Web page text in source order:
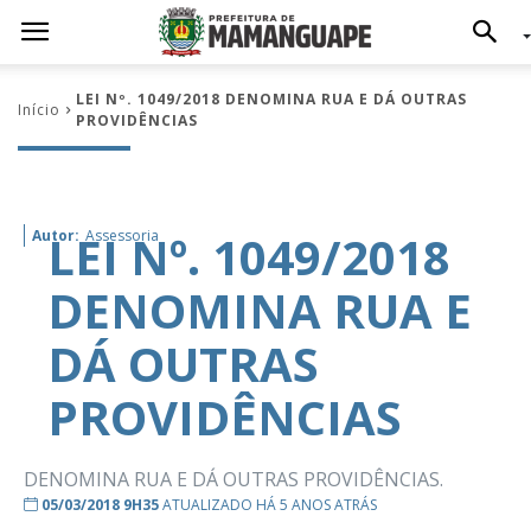
Início
LEI Nº. 1049/2018 DENOMINA RUA E DÁ OUTRAS
PROVIDÊNCIAS
Autor: Assessoria
LEI Nº. 1049/2018
DENOMINA RUA E
DÁ OUTRAS
PROVIDÊNCIAS
DENOMINA RUA E DÁ OUTRAS PROVIDÊNCIAS.
05/03/2018 9H35ATUALIZADO HÁ 5 ANOS ATRÁS